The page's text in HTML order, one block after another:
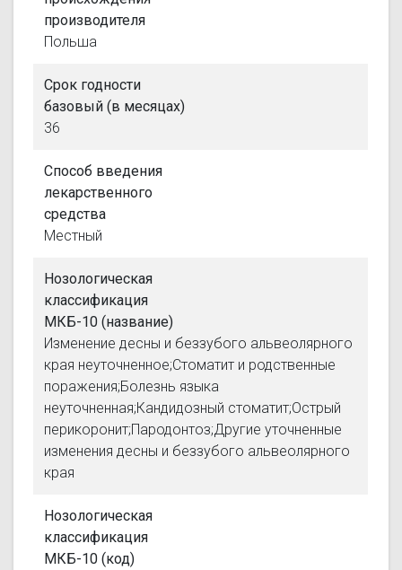
производителя
Польша
Срок годности
базовый (в месяцах)
36
Способ введения
лекарственного
средства
Местный
Нозологическая
классификация
МКБ-10 (название)
Изменение десны и беззубого альвеолярного
края неуточненное;Стоматит и родственные
поражения;Болезнь языка
неуточненная;Кандидозный стоматит;Острый
перикоронит;Пародонтоз;Другие уточненные
изменения десны и беззубого альвеолярного
края
Нозологическая
классификация
МКБ-10 (код)